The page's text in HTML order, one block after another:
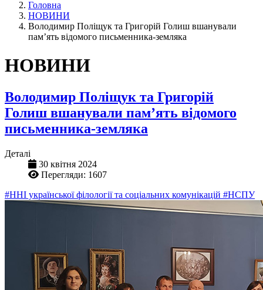
Головна
НОВИНИ
Володимир Поліщук та Григорій Голиш вшанували
пам’ять відомого письменника-земляка
НОВИНИ
Володимир Поліщук та Григорій
Голиш вшанували пам’ять відомого
письменника-земляка
Деталі
30 квітня 2024
Перегляди: 1607
#ННІ української філології та соціальних комунікацій #НСПУ